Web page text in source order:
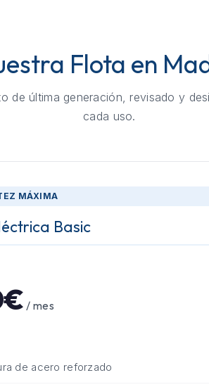
Flota en
de última generación, revisado y
cada uso.
MÁXIMA
Basic
/ mes
de acero reforzado